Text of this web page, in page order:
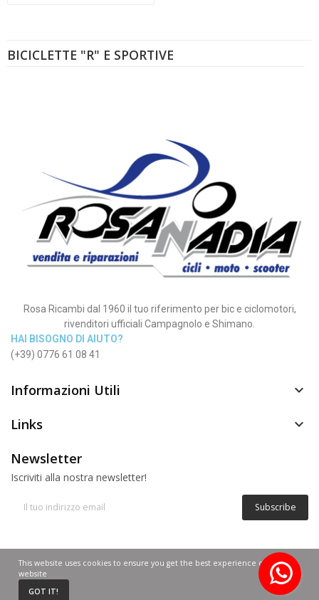
BICICLETTE "R" E SPORTIVE
Rosa Ricambi dal 1960 il tuo riferimento per bic e ciclomotori,
rivenditori ufficiali Campagnolo e Shimano.
HAI BISOGNO DI AIUTO?
(+39) 0776 61 08 41
Informazioni Utili 
Links 
Newsletter
Iscriviti alla nostra newsletter!
Subscribe
© Copyright 2012 - 2025 | Rosa Nadia P.IVA 02268640600
This website uses cookies to ensure you get the best experience on our
website
GOT IT!